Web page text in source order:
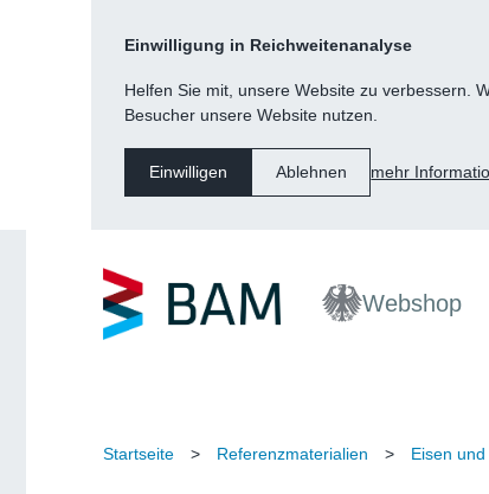
Einwilligung in Reichweitenanalyse
Helfen Sie mit, unsere Website zu verbessern.
Besucher unsere Website nutzen.
Einwilligen Ablehnen mehr
Kategorie
Fußzeile
Webshop
Startseite > Referenzmaterialien > Eisen